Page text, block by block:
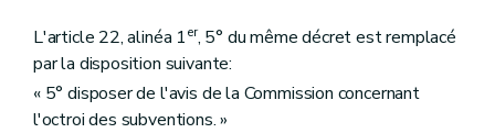
L'article 22, alinéa 1er, 5° du même décret est remplacé
par la disposition suivante:
« 5° disposer de l'avis de la Commission concernant
l'octroi des subventions. »